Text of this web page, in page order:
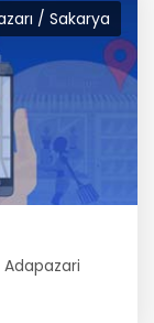
/ Sakarya
Adapazari